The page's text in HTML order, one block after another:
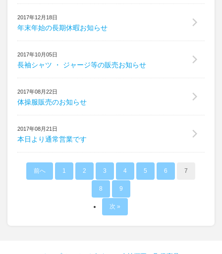
2017年12月18日
年末年始の長期休暇お知らせ
2017年10月05日
長袖シャツ ・ ジャージ等の販売お知らせ
2017年08月22日
体操服販売のお知らせ
2017年08月21日
本日より通常営業です
前へ 1 2 3 4 5 6 7
8 9
次 »